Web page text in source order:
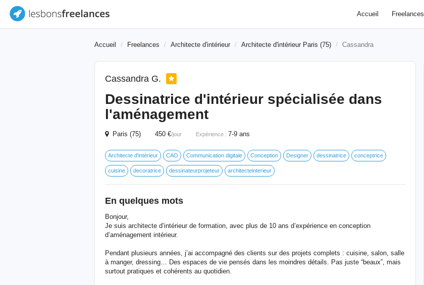
Accueil Freelances
Accueil Freelances Architecte d'intérieur Architecte d'intérieur Paris (75) Cassandra
Cassandra G.
Dessinatrice d'intérieur spécialisée dans
l'aménagement
Paris (75) 450 €/jour Expérience : 7-9 ans
Architecte d'intérieur CAO Communication digitale Conception Designer dessinatrice conceptrice
cuisine decoratrice dessinateurprojeteur architecteinterieur
En quelques mots
Bonjour,
Je suis architecte d’intérieur de formation, avec plus de 10 ans d’expérience en conception
d’aménagement intérieur.
Pendant plusieurs années, j’ai accompagné des clients sur des projets complets : cuisine, salon, salle
à manger, dressing… Des espaces de vie pensés dans les moindres détails. Pas juste “beaux”, mais
surtout pratiques et cohérents au quotidien.